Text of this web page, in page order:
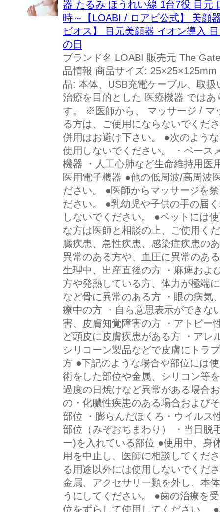
器 たるみ ほうれい線 1台7役 目
時～【LOABI / ロアビ公式】 美顔
ビオス】 目元美顔器 イオン導入
の日
ブランド名 LOABI 販売元 The
品情報 商品サイズ:
品: 本体、USB充電ケーブル、取
治療を目的とした 医療機器 では
す。 ※医師から、 マッサージ / マ
る方は、ご使用にならないでくだ
併用はお避け下さい。 ●次のよう
使用しないでください。 ・ペース
機器 ・人工心肺など生命維持用医
医用電子機器 ●他の低周波/高周波
ださい。 ●医師からマッサージを
ださい。 ●乳幼児や子供の手の届
しないでください。 ●ペットには
な方は医師と相談の上、ご使用く
臓疾患、急性疾患、感染症疾患の
異常のある方や、血圧に異常のあ
生理中、出産直後の方 ・麻痺およ
方や発熱している方、体力が極端
など骨に異常のある方 ・眼の病気
療中の方 ・自ら意思表示ができな
害、皮膚知覚障害の方 ・アトピー
ど頭皮に皮膚疾患がある方 ・アレ
シリコーン製品などで皮膚にトラ
方 ●下記のような場合や部位には
術をした部位や金属、シリコン等
過度の日焼けなど異常がある場合
の・化膿性疾患のある場合および
部位 ・膨らんだほくろ・ウイルス
部位（みぞおちまわり） ・当日脱
ー)を入れている部位 ●使用中、身
用を中止し、医師に相談してくだ
る用途以外には使用しないでくだ
金属、アクセサリー類を外し、本
うにしてください。 ●歯の治療を
位をずらして使用してください。